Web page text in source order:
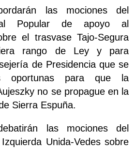
las mociones del
Popular de apoyo al
el trasvase Tajo-Segura
rango de Ley y para
de Presidencia que se
oportunas para que la
no se propague en la
Sierra Espuña.
las mociones del
Unida-Vedes sobre